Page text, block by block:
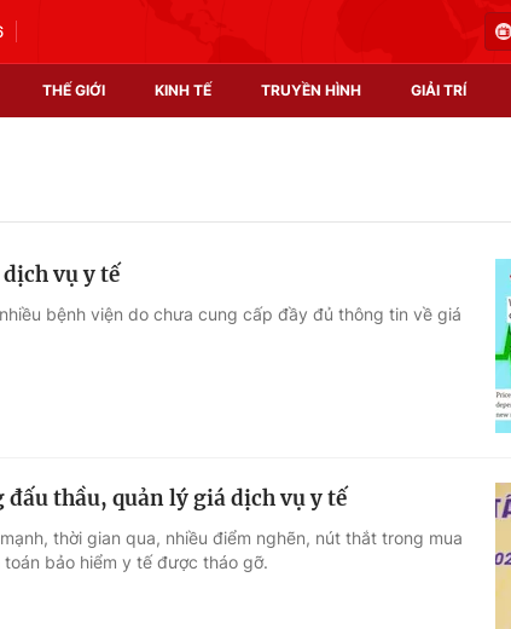
THẾ GIỚI KINH TẾ TRUYỀN HÌNH GIẢI TRÍ
Giải sao mai
vụ y tế
bệnh viện do chưa cung cấp đầy đủ thông tin về giá
thầu, quản lý giá dịch vụ y tế
thời gian qua, nhiều điểm nghẽn, nút thắt trong mua
bảo hiểm y tế được tháo gỡ.